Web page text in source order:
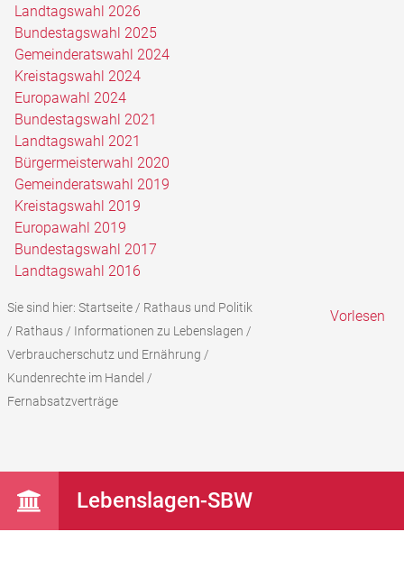
Landtagswahl 2026
Bundestagswahl 2025
Gemeinderatswahl 2024
Kreistagswahl 2024
Europawahl 2024
Bundestagswahl 2021
Landtagswahl 2021
Bürgermeisterwahl 2020
Gemeinderatswahl 2019
Kreistagswahl 2019
Europawahl 2019
Bundestagswahl 2017
Landtagswahl 2016
Sie sind hier: Startseite/ Rathaus und Politik
/ Rathaus/ Informationen zu Lebenslagen /
Verbraucherschutz und Ernährung /
Kundenrechte im Handel /
Fernabsatzverträge
Vorlesen
Lebenslagen-SBW